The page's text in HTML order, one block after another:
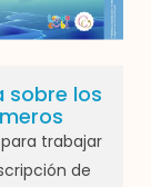
sobre los
trabajar
de